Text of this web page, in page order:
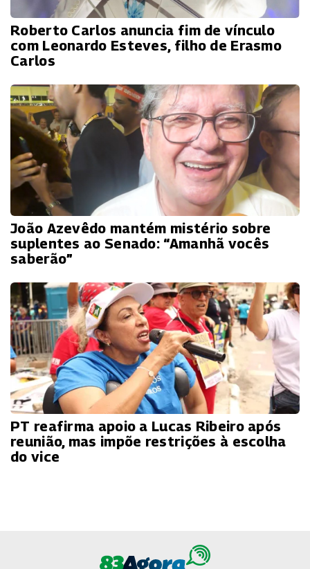
Roberto Carlos anuncia fim de vínculo
com Leonardo Esteves, filho de Erasmo
Carlos
João Azevêdo mantém mistério sobre
suplentes ao Senado: “Amanhã vocês
saberão”
PT reafirma apoio a Lucas Ribeiro após
reunião, mas impõe restrições à escolha
do vice